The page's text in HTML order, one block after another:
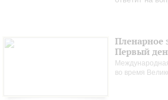
Пленарное
Первый
во время